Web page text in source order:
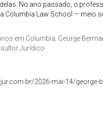
No ano passado, o
Columbia Law School — meio
em Columbia, George
Jurídico
2026-mai-14/george-